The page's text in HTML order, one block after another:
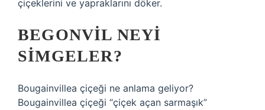
çiçeklerini ve yapraklarını döker.
BEGONVIL NEYI
SIMGELER?
Bougainvillea çiçeği ne anlama geliyor?
Bougainvillea çiçeği “çiçek açan sarmaşık”